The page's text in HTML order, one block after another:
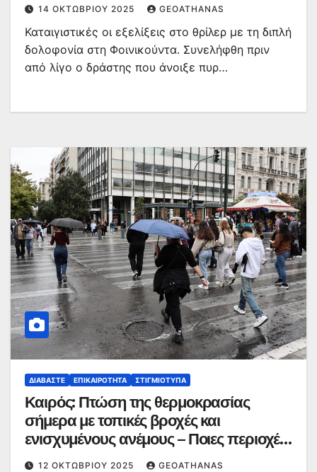
14 ΟΚΤΩΒΡΊΟΥ 2025 GEOATHANAS
Καταιγιστικές οι εξελίξεις στο θρίλερ με τη διπλή
δολοφονία στη Φοινικούντα. Συνελήφθη πριν
από λίγο ο δράστης που άνοιξε πυρ…
ΔΙΑΒΆΣΤΕ ΕΠΙΚΑΙΡΌΤΗΤΑ ΣΤΙΓΜΙΌΤΥΠΑ
Καιρός: Πτώση της θερμοκρασίας
σήμερα με τοπικές βροχές και
ενισχυμένους ανέμους – Ποιες περιοχές
θα επηρεαστούν
12 ΟΚΤΩΒΡΊΟΥ 2025 GEOATHANAS